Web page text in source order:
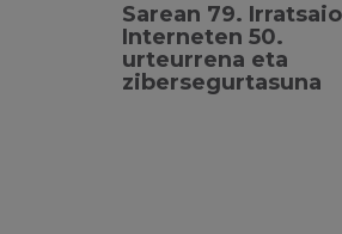
Sarean 79.
Interneten 50.
urteurrena eta
zibersegurtasuna